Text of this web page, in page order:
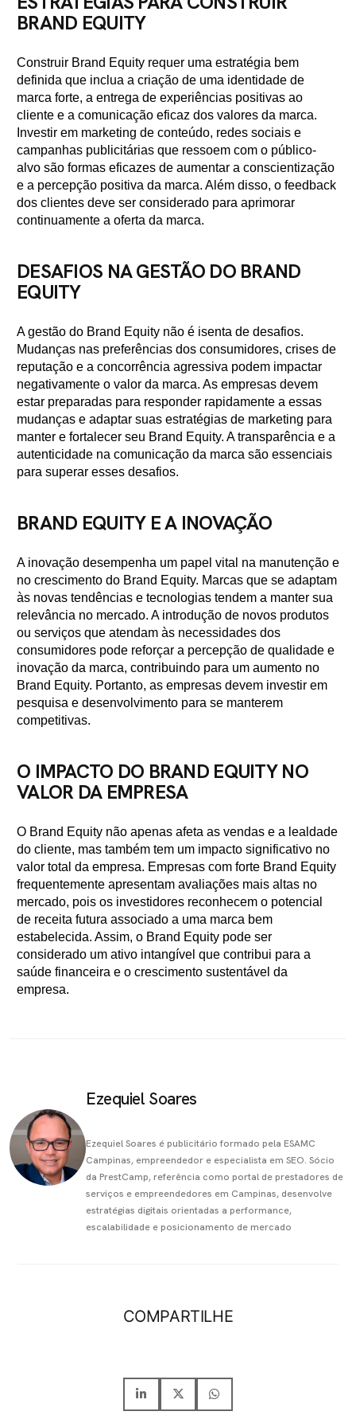
BRAND EQUITY
Construir Brand Equity requer uma estratégia bem
definida que inclua a criação de uma identidade de
marca forte, a entrega de experiências positivas ao
cliente e a comunicação eficaz dos valores da marca.
Investir em marketing de conteúdo, redes sociais e
campanhas publicitárias que ressoem com o público-
alvo são formas eficazes de aumentar a conscientização
e a percepção positiva da marca. Além disso, o feedback
dos clientes deve ser considerado para aprimorar
continuamente a oferta da marca.
DESAFIOS NA GESTÃO DO BRAND
EQUITY
A gestão do Brand Equity não é isenta de desafios.
Mudanças nas preferências dos consumidores, crises de
reputação e a concorrência agressiva podem impactar
negativamente o valor da marca. As empresas devem
estar preparadas para responder rapidamente a essas
mudanças e adaptar suas estratégias de marketing para
manter e fortalecer seu Brand Equity. A transparência e a
autenticidade na comunicação da marca são essenciais
para superar esses desafios.
BRAND EQUITY E A INOVAÇÃO
A inovação desempenha um papel vital na manutenção e
no crescimento do Brand Equity. Marcas que se adaptam
às novas tendências e tecnologias tendem a manter sua
relevância no mercado. A introdução de novos produtos
ou serviços que atendam às necessidades dos
consumidores pode reforçar a percepção de qualidade e
inovação da marca, contribuindo para um aumento no
Brand Equity. Portanto, as empresas devem investir em
pesquisa e desenvolvimento para se manterem
competitivas.
O IMPACTO DO BRAND EQUITY NO
VALOR DA EMPRESA
O Brand Equity não apenas afeta as vendas e a lealdade
do cliente, mas também tem um impacto significativo no
valor total da empresa. Empresas com forte Brand Equity
frequentemente apresentam avaliações mais altas no
mercado, pois os investidores reconhecem o potencial
de receita futura associado a uma marca bem
estabelecida. Assim, o Brand Equity pode ser
considerado um ativo intangível que contribui para a
saúde financeira e o crescimento sustentável da
empresa.
Ezequiel Soares
Ezequiel Soares é publicitário formado pela ESAMC
Campinas, empreendedor e especialista em SEO. Sócio
da PrestCamp, referência como portal de prestadores de
serviços e empreendedores em Campinas, desenvolve
estratégias digitais orientadas a performance,
escalabilidade e posicionamento de mercado
COMPARTILHE